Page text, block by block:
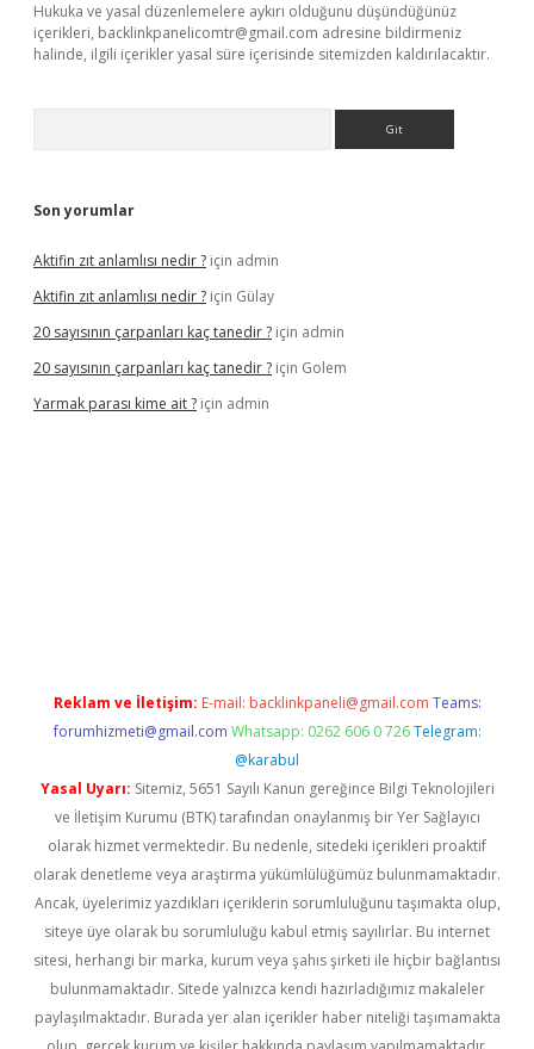
Hukuka ve yasal düzenlemelere aykırı olduğunu düşündüğünüz
içerikleri, backlinkpanelicomtr@gmail.com adresine bildirmeniz
halinde, ilgili içerikler yasal süre içerisinde sitemizden kaldırılacaktır.
Son yorumlar
Aktifin zıt anlamlısı nedir ? için admin
Aktifin zıt anlamlısı nedir ? için Gülay
20 sayısının çarpanları kaç tanedir ? için admin
20 sayısının çarpanları kaç tanedir ? için Golem
Yarmak parası kime ait ? için admin
Reklam ve İletişim: E-mail: backlinkpaneli@gmail.com Teams:
forumhizmeti@gmail.com Whatsapp: 0262 606 0 726 Telegram:
@karabul
Yasal Uyarı: Sitemiz, 5651 Sayılı Kanun gereğince Bilgi Teknolojileri
ve İletişim Kurumu (BTK) tarafından onaylanmış bir Yer Sağlayıcı
olarak hizmet vermektedir. Bu nedenle, sitedeki içerikleri proaktif
olarak denetleme veya araştırma yükümlülüğümüz bulunmamaktadır.
Ancak, üyelerimiz yazdıkları içeriklerin sorumluluğunu taşımakta olup,
siteye üye olarak bu sorumluluğu kabul etmiş sayılırlar. Bu internet
sitesi, herhangi bir marka, kurum veya şahıs şirketi ile hiçbir bağlantısı
bulunmamaktadır. Sitede yalnızca kendi hazırladığımız makaleler
paylaşılmaktadır. Burada yer alan içerikler haber niteliği taşımamakta